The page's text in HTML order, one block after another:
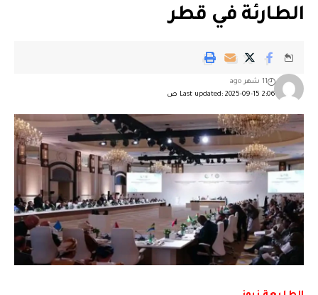
الطارئة في قطر
Last updated: 2025-09-15 2:06 ص
11 شهر ago